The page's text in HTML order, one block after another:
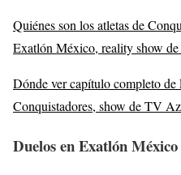
Quiénes son los atletas de
Exatlón México, reality show
Dónde ver capítulo completo
Conquistadores, show de TV
Duelos en Exatlón México